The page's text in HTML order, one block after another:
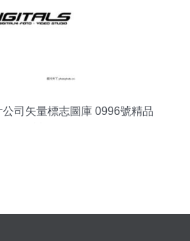
司矢量標志圖庫 0996號精品